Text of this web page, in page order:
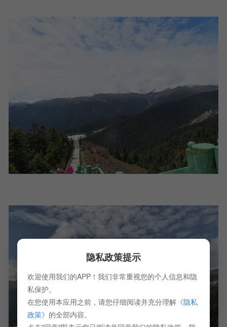
隐私政策提示
欢迎使用我们的APP！我们非常重视您的个人信息和隐
私保护。
在您使用本应用之前，请您仔细阅读并充分理解《隐私
政策》 的全部内容。